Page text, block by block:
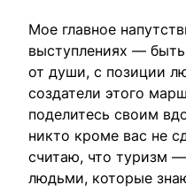
Мое главное
выступлениях —
от души, с позиции
создатели этого
поделитесь своим
никто кроме вас не
считаю, что туризм
людьми, которые